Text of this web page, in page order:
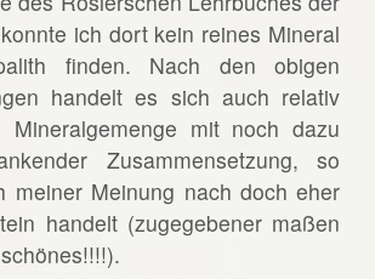
ich dort kein reines Mineral
finden. Nach den obigen
handelt es sich auch relativ
mit noch dazu
Zusammensetzung, so
meiner Meinung nach doch eher
handelt (zugegebener maßen